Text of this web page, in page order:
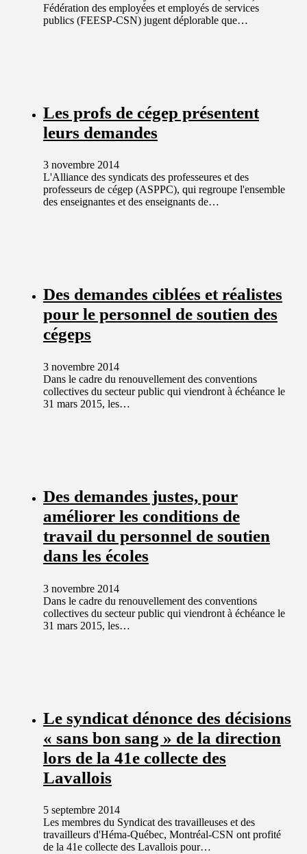
Fédération des employées et employés de services
publics (FEESP-CSN) jugent déplorable que…
Les profs de cégep présentent
leurs demandes
3 novembre 2014
L'Alliance des syndicats des professeures et des
professeurs de cégep (ASPPC), qui regroupe l'ensemble
des enseignantes et des enseignants de…
Des demandes ciblées et réalistes
pour le personnel de soutien des
cégeps
3 novembre 2014
Dans le cadre du renouvellement des conventions
collectives du secteur public qui viendront à échéance le
31 mars 2015, les…
Des demandes justes, pour
améliorer les conditions de
travail du personnel de soutien
dans les écoles
3 novembre 2014
Dans le cadre du renouvellement des conventions
collectives du secteur public qui viendront à échéance le
31 mars 2015, les…
Le syndicat dénonce des décisions
« sans bon sang » de la direction
lors de la 41e collecte des
Lavallois
5 septembre 2014
Les membres du Syndicat des travailleuses et des
travailleurs d'Héma-Québec, Montréal-CSN ont profité
de la 41e collecte des Lavallois pour…